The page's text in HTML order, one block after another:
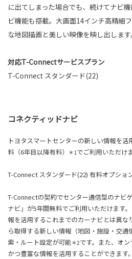
に出てしまった場合でも、続けてナビ
ビ機能も搭載。大画面14インチ高精細
な地図描画と美しい映像を映し出します
対応T-Connectサービスプラン
T-Connect スタンダード(22)
コネクティッドナビ
トヨタスマートセンターの新しい情報を
料（6年目以降有料）
＊1でご利用いただけま
T-Connect スタンダード(22) 有料オプショ
T-Connectの契約でセンター通信型のナビ
ナビ」が5年間無料でご利用いただけます
報を活用するこれまでのカーナビとは異な
ら取得する新しい情報（地図・施設・交
索・ルート設定が可能＊2です。また、オ
かつ豊富な情報を活用することができます